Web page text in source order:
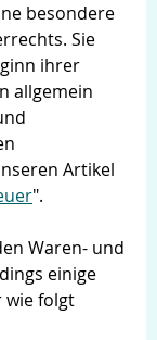
besondere
Sie
ihrer
allgemein
Artikel
".
Waren- und
einige
wie folgt